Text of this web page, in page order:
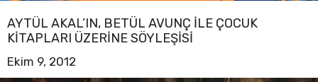
AYTÜL AKAL’IN, BETÜL AVUNÇ ILE ÇOCUK
KITAPLARI ÜZERINE SÖYLEŞISI
Ekim 9, 2012